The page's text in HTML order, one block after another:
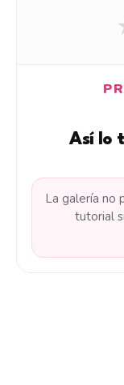
Así lo
La galería no
tutorial